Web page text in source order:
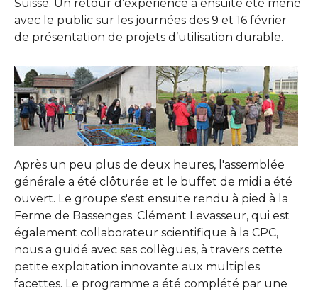
Suisse. Un retour d’expérience a ensuite été mené
avec le public sur les journées des 9 et 16 février
de présentation de projets d’utilisation durable.
Show larger version Show larger version
Après un peu plus de deux heures, l'assemblée
générale a été clôturée et le buffet de midi a été
ouvert. Le groupe s'est ensuite rendu à pied à la
Ferme de Bassenges. Clément Levasseur, qui est
également collaborateur scientifique à la CPC,
nous a guidé avec ses collègues, à travers cette
petite exploitation innovante aux multiples
facettes. Le programme a été complété par une